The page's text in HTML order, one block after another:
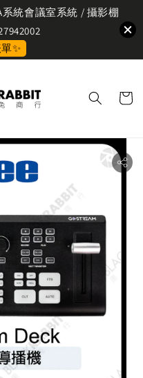
統會議室系統 / 攝影棚
✨